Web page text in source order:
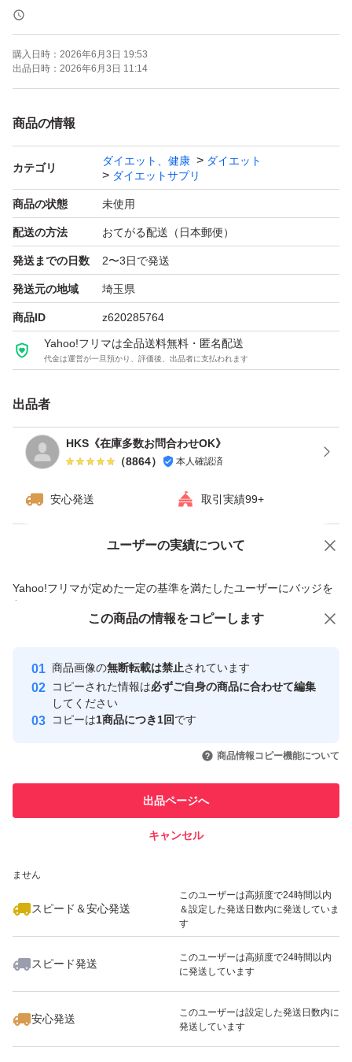
気になる方はお尋ね下さい。
2026.05月中旬に届いたものです。
ことが気になる方のご購入はご遠慮ください。
＊即購入OK
購入日時： 2026年6月3日 19:53
出品日時： 2026年6月3日 11:14
商品の情報
カテゴリ
ダイエット、健康
ダイエット
ダイエットサプリ
商品の状態 未使用
配送の方法 おてがる配送（日本郵便）
発送までの日数 2〜3日で発送
発送元の地域 埼玉県
商品ID z620285764
Yahoo!フリマは全品送料無料・匿名配送
代金は運営が一旦預かり、評価後、出品者に支払われます
出品者
HKS《在庫多数お問合わせOK》
（8864） 本人確認済
安心発送 取引実績99+
ユーザーの実績について
Yahoo!フリマが定めた一定の基準を満たしたユーザーにバッジを
付与しています
安心取引出品者
心・安全なユーザーです
取引実績
引を完了させた実績があります
での取引実績があります
ません
スピード＆安心発送
このユーザーは高頻度で24時間以内
＆設定した発送日数内に発送していま
す
スピード発送
このユーザーは高頻度で24時間以内
に発送しています
安心発送
このユーザーは設定した発送日数内に
発送しています
価格の相談 商品への質問
この商品の情報をコピーします
商品画像の無断転載は禁止されています
コピーされた情報は必ずご自身の商品に合わせて編集
してください
コピーは1商品につき1回です
商品情報コピー機能について
出品ページへ
キャンセル
この商品をみている人にオススメ
いいね！
5,680